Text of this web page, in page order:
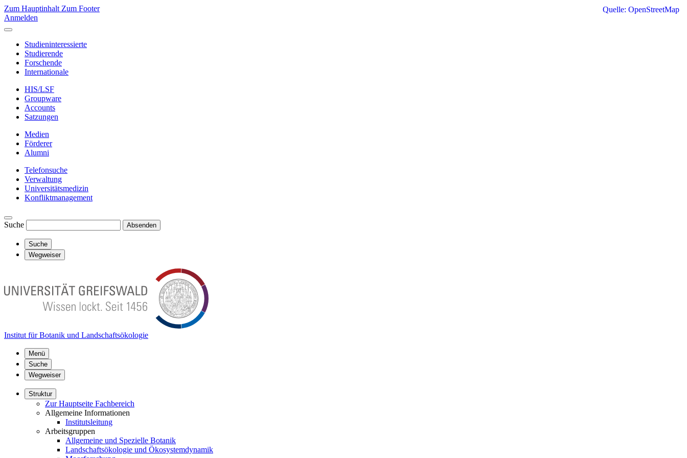
Zum Hauptinhalt Zum Footer
Anmelden
Studieninteressierte
Studierende
Forschende
Internationale
HIS/LSF
Groupware
Accounts
Satzungen
Medien
Förderer
Alumni
Telefonsuche
Verwaltung
Universitätsmedizin
Konfliktmanagement
Suche Absenden
Suche
Wegweiser
Institut für Botanik und Landschaftsökologie
Menü
Suche
Wegweiser
Struktur
Zur Hauptseite Fachbereich
Allgemeine Informationen
Institutsleitung
Arbeitsgruppen
Allgemeine und Spezielle Botanik
Landschaftsökologie und Ökosystemdynamik
Quelle: OpenStreetMap